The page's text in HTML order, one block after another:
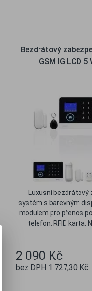
Bezdrátový
GSM IG LCD 5
Luxusní
systém s barevným
modulem pro přenos
telefon. RFID karta.
2 090 Kč
bez DPH 1 727,30 Kč